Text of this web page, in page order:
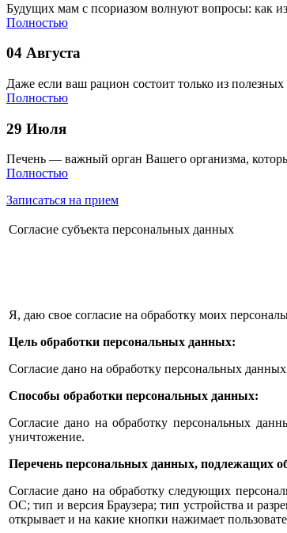
Будущих мам с псориазом волнуют вопросы: как
Полностью
04 Августа
Даже если ваш рацион состоит только из
Полностью
29 Июля
Печень — важный орган Вашего организма,
Полностью
Записаться на прием
Согласие субъекта персональных данных
Я, даю свое согласие на обработку моих
Цель обработки персональных данных:
Согласие дано на обработку персональных
Способы обработки персональных данных:
Согласие дано на обработку персональных
уничтожение.
Перечень персональных данных, подлежащих
Согласие дано на обработку следующих
ОС; тип и версия Браузера; тип устройства и
открывает и на какие кнопки нажимает